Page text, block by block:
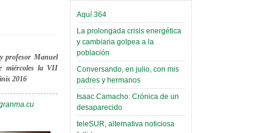
profesor Manuel
miércoles la VII
2016
Trabajo Social de la UMSA
volverá a las urnas para elegir a
su directora
Sábado, 14 Octubre 2023
Leer Más...
Candidatos del MAS se
presentarán en la UMSA
Jueves, 14 Septiembre 2023
Leer Más...
Read more...
Infierno Covid
parte VI:
Gabinete de
Áñez se atribuye
construcción de
hospitales
prefabricados en
la que no tuvo
Aquí 364
La prolongada crisis energética
y cambiaria golpea a la
población
Conversando, en julio, con mis
padres y hermanos
Isaac Camacho: Crónica de un
desaparecido
teleSUR, alternativa noticiosa